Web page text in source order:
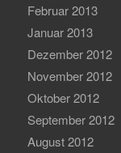
Februar 2013
Januar 2013
Dezember 2012
November 2012
Oktober 2012
September 2012
August 2012